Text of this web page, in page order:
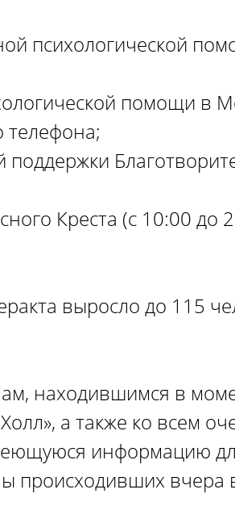
психологической
помощи в
поддержки
Креста (с 10:00 до
выросло до 115
находившимся в
а также ко всем
информацию
происходивших вчера